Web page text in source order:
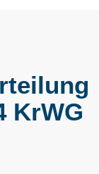
KrWG